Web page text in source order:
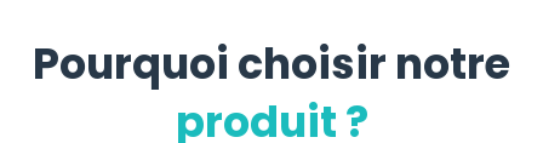
Pourquoi choisir notre
produit ?